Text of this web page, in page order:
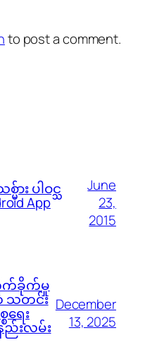
to post a comment.
း ပါဝင္သ
App
June
23,
2015
က်ခိုက်မှု
သတင်း
ရေး
ည်းလမ်း
December
13, 2025